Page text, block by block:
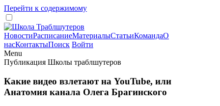
Перейти к содержимому
НовостиРасписаниеМатериалыСтатьиКомандаО
насКонтактыПоиск Войти
Menu
Публикация Школы траблшутеров
Какие видео взлетают на YouTube, или
Анатомия канала Олега Брагинского